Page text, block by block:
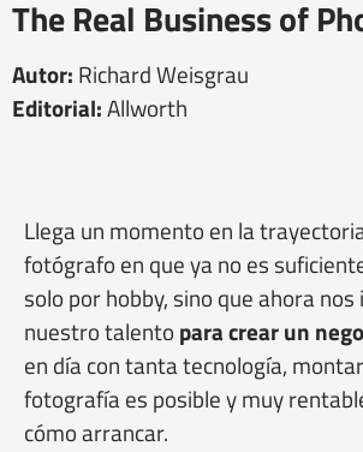
The Real Business of
Autor: Richard Weisgrau
Editorial:Allworth
Llega un momento en la
fotógrafo en que ya no es
solo por hobby, sino que ahora
nuestro talento para crear un
en día con tanta tecnología,
fotografía es posible y muy
cómo arrancar.